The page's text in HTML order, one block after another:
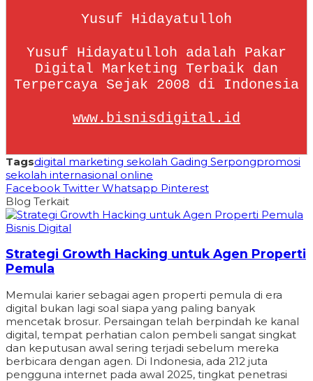
Yusuf Hidayatulloh
Yusuf Hidayatulloh adalah Pakar
Digital Marketing Terbaik dan
Terpercaya Sejak 2008 di Indonesia
www.bisnisdigital.id
Tagsdigital marketing sekolah Gading Serpongpromosi
sekolah internasional online
Facebook Twitter Whatsapp Pinterest
Blog Terkait
Bisnis Digital
Strategi Growth Hacking untuk Agen Properti
Pemula
Memulai karier sebagai agen properti pemula di era
digital bukan lagi soal siapa yang paling banyak
mencetak brosur. Persaingan telah berpindah ke kanal
digital, tempat perhatian calon pembeli sangat singkat
dan keputusan awal sering terjadi sebelum mereka
berbicara dengan agen. Di Indonesia, ada 212 juta
pengguna internet pada awal 2025, tingkat penetrasi